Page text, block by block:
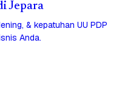
Jepara
& kepatuhan UU PDP
Anda.